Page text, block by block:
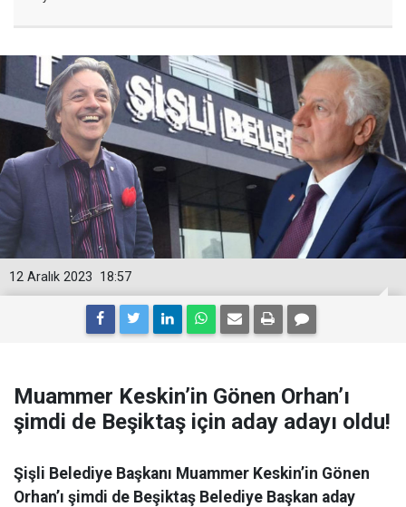
18:57
12 Aralık 2023
Muammer Keskin’in Gönen Orhan’ı
şimdi de Beşiktaş için aday adayı oldu!
Şişli Belediye Başkanı Muammer Keskin’in Gönen
Orhan’ı şimdi de Beşiktaş Belediye Başkan aday